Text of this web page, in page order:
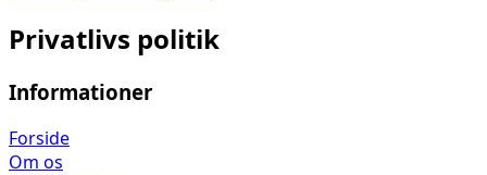
Privatlivs politik
Informationer
Forside
Om os